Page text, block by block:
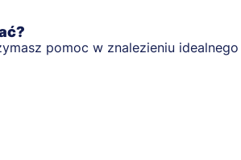
pomoc w znalezieniu